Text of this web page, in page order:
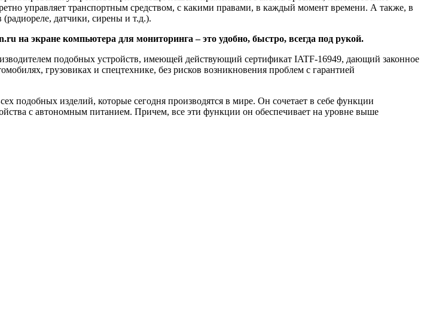
управляет транспортным средством, с какими правами, в каждый момент времени. А также, в
датчики, сирены и т.д.).
на экране компьютера для мониторинга – это удобно, быстро, всегда под рукой.
подобных устройств, имеющей действующий сертификат IATF-16949, дающий законное
грузовиках и спецтехнике, без рисков возникновения проблем с гарантией
подобных изделий, которые сегодня производятся в мире. Он сочетает в себе функции
с автономным питанием. Причем, все эти функции он обеспечивает на уровне выше